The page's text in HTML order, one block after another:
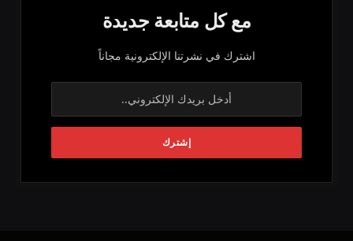
مع كل متابعة جديدة
اشترك في نشرتنا الإلكترونية مجاناً